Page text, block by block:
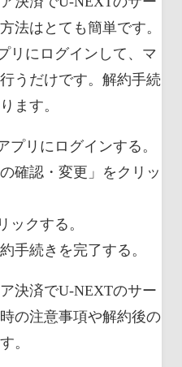
法はとても簡単です。
リにログインして、マ
うだけです。解約手続
ます。
プリにログインする。
確認・変更」をクリッ
ックする。
手続きを完了する。
決済でU-NEXTのサー
の注意事項や解約後の
。